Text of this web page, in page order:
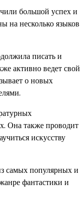
большой успех и
на несколько языков
писать и
активно ведет свой
о новых
Она также проводит
искусству
самых популярных и
фантастики и